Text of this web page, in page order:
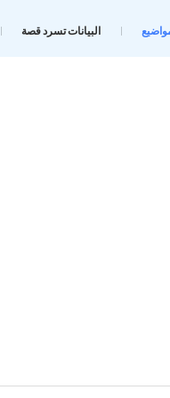
البيانات تسرد قصة